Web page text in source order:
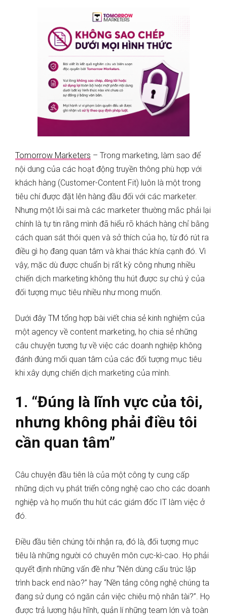
Tomorrow Marketers – Trong marketing, làm sao để
nội dung của các hoạt động truyền thông phù hợp với
khách hàng (Customer-Content Fit) luôn là một trong
tiêu chí được đặt lên hàng đầu đối với các marketer.
Nhưng một lỗi sai mà các marketer thường mắc phải lại
chính là tự tin rằng mình đã hiểu rõ khách hàng chỉ bằng
cách quan sát thói quen và sở thích của họ, từ đó rút ra
điều gì họ đang quan tâm và khai thác khía cạnh đó. Vì
vậy, mặc dù được chuẩn bị rất kỳ công nhưng nhiều
chiến dịch marketing không thu hút được sự chú ý của
đối tượng mục tiêu nhiều như mong muốn.
Dưới đây TM tổng hợp bài viết chia sẻ kinh nghiệm của
một agency về content marketing, họ chia sẻ những
câu chuyện tương tự về việc các doanh nghiệp không
đánh đúng mối quan tâm của các đối tượng mục tiêu
khi xây dựng chiến dịch marketing của mình.
1. “Đúng là lĩnh vực của tôi,
nhưng không phải điều tôi
cần quan tâm”
Câu chuyện đầu tiên là của một công ty cung cấp
những dịch vụ phát triển công nghệ cao cho các doanh
nghiệp và họ muốn thu hút các giám đốc IT làm việc ở
đó.
Điều đầu tiên chúng tôi nhận ra, đó là, đối tượng mục
tiêu là những người có chuyên môn cực-kì-cao. Họ phải
quyết định những vấn đề như “Nên dùng cấu trúc lập
trình back end nào?” hay “Nền tảng công nghệ chúng ta
đang sử dụng có ngăn cản việc chiêu mộ nhân tài?”. Họ
được trả lương hậu hĩnh, quản lí những team lớn và toàn